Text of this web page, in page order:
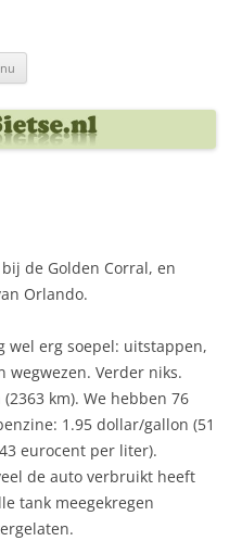
de Golden Corral, en
Orlando.
wel erg soepel: uitstappen,
Verder niks.
km). We hebben 76
1.95 dollar/gallon (51
eurocent per liter).
de auto verbruikt heeft
tank meegekregen